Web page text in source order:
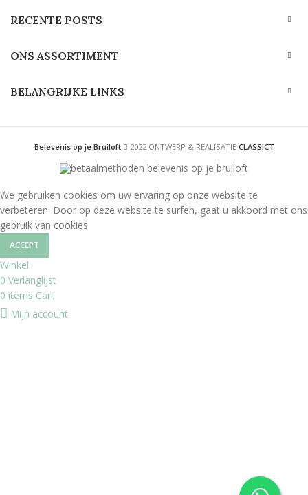
RECENTE POSTS
ONS ASSORTIMENT
BELANGRIJKE LINKS
Belevenis op je Bruiloft 2022 ONTWERP & REALISATIE CLASSICT
We gebruiken cookies om uw ervaring op onze website te
verbeteren. Door op deze website te surfen, gaat u akkoord met ons
gebruik van cookies
ACCEPT
Winkel
0 Verlanglijst
0 items Cart
Mijn account